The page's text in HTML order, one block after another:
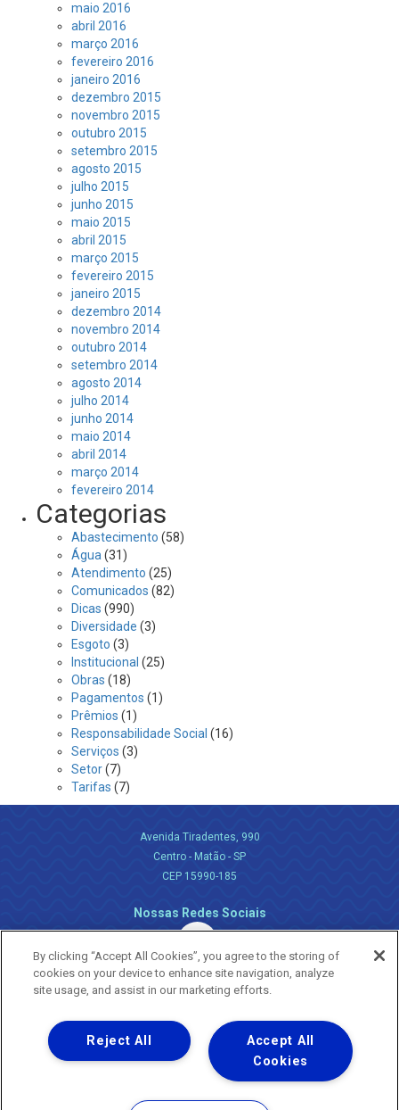
maio 2016
abril 2016
março 2016
fevereiro 2016
janeiro 2016
dezembro 2015
novembro 2015
outubro 2015
setembro 2015
agosto 2015
julho 2015
junho 2015
maio 2015
abril 2015
março 2015
fevereiro 2015
janeiro 2015
dezembro 2014
novembro 2014
outubro 2014
setembro 2014
agosto 2014
julho 2014
junho 2014
maio 2014
abril 2014
março 2014
fevereiro 2014
Categorias
Abastecimento (58)
Água (31)
Atendimento (25)
Comunicados (82)
Dicas (990)
Diversidade (3)
Esgoto (3)
Institucional (25)
Obras (18)
Pagamentos (1)
Prêmios (1)
Responsabilidade Social (16)
Serviços (3)
Setor(7)
Tarifas (7)
Avenida Tiradentes, 990
Centro - Matão - SP
CEP 15990-185
Nossas Redes Sociais
Uma empresa
Copyright ® 2026 - Todos os Direitos Reservados.
Nossa natureza movimenta a vida
By clicking “Accept All Cookies”, you agree to the storing of
cookies on your device to enhance site navigation, analyze
site usage, and assist in our marketing efforts.
Accept All
Cookies
Reject All